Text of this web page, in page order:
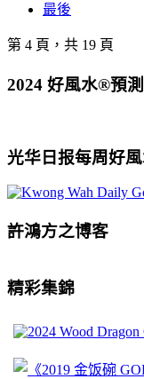
最後
第 4 頁，共 19 頁
2024 好風水®預測
光华日报每周好
許鴻方之博客
精彩集錦